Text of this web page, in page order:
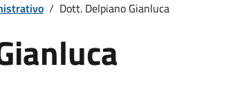
/ Dott. Delpiano Gianluca